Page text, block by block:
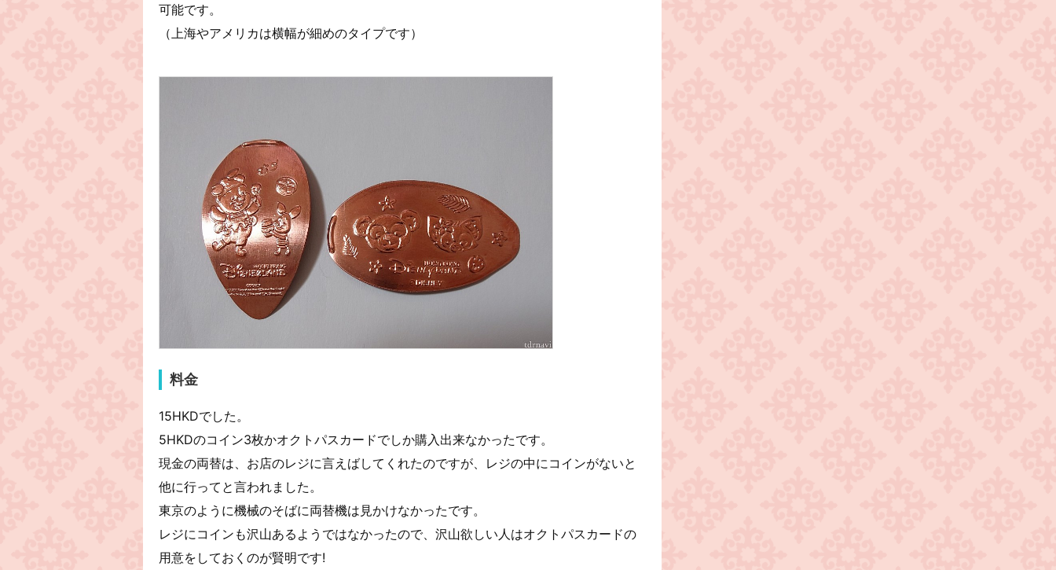
可能です。
（上海やアメリカは横幅が細めのタイプです）
料金
15HKDでした。
5HKDのコイン3枚かオクトパスカードでしか購入出来なかったです。
現金の両替は、お店のレジに言えばしてくれたのですが、レジの中にコインがないと
他に行ってと言われました。
東京のように機械のそばに両替機は見かけなかったです。
レジにコインも沢山あるようではなかったので、沢山欲しい人はオクトパスカードの
用意をしておくのが賢明です!